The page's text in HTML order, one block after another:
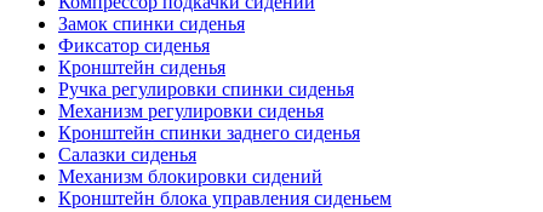
Замок спинки сиденья
Фиксатор сиденья
Кронштейн сиденья
Ручка регулировки спинки сиденья
Механизм регулировки сиденья
Кронштейн спинки заднего сиденья
Салазки сиденья
Механизм блокировки сидений
Кронштейн блока управления сиденьем